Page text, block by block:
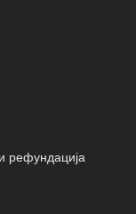
рефундација